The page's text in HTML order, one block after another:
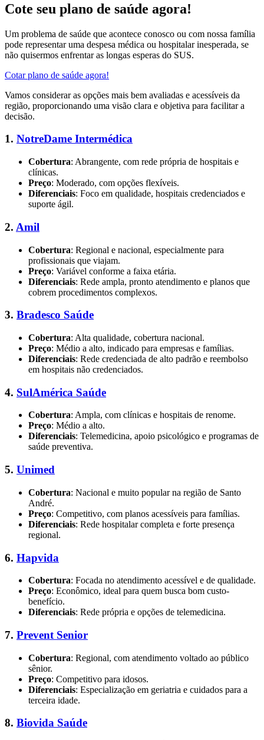
Cote seu plano de saúde agora!
Um problema de saúde que acontece conosco ou com nossa família
pode representar uma despesa médica ou hospitalar inesperada, se
não quisermos enfrentar as longas esperas do SUS.
Cotar plano de saúde agora!
Vamos considerar as opções mais bem avaliadas e acessíveis da
região, proporcionando uma visão clara e objetiva para facilitar a
decisão.
1. NotreDame Intermédica
Cobertura: Abrangente, com rede própria de hospitais e
clínicas.
Preço: Moderado, com opções flexíveis.
Diferenciais: Foco em qualidade, hospitais credenciados e
suporte ágil.
2. Amil
Cobertura: Regional e nacional, especialmente para
profissionais que viajam.
Preço: Variável conforme a faixa etária.
Diferenciais: Rede ampla, pronto atendimento e planos que
cobrem procedimentos complexos.
3. Bradesco Saúde
Cobertura: Alta qualidade, cobertura nacional.
Preço: Médio a alto, indicado para empresas e famílias.
Diferenciais: Rede credenciada de alto padrão e reembolso
em hospitais não credenciados.
4. SulAmérica Saúde
Cobertura: Ampla, com clínicas e hospitais de renome.
Preço: Médio a alto.
Diferenciais: Telemedicina, apoio psicológico e programas de
saúde preventiva.
5. Unimed
Cobertura: Nacional e muito popular na região de Santo
André.
Preço: Competitivo, com planos acessíveis para famílias.
Diferenciais: Rede hospitalar completa e forte presença
regional.
6. Hapvida
Cobertura: Focada no atendimento acessível e de qualidade.
Preço: Econômico, ideal para quem busca bom custo-
benefício.
Diferenciais: Rede própria e opções de telemedicina.
7. Prevent Senior
Cobertura: Regional, com atendimento voltado ao público
sênior.
Preço: Competitivo para idosos.
Diferenciais: Especialização em geriatria e cuidados para a
terceira idade.
8. Biovida Saúde